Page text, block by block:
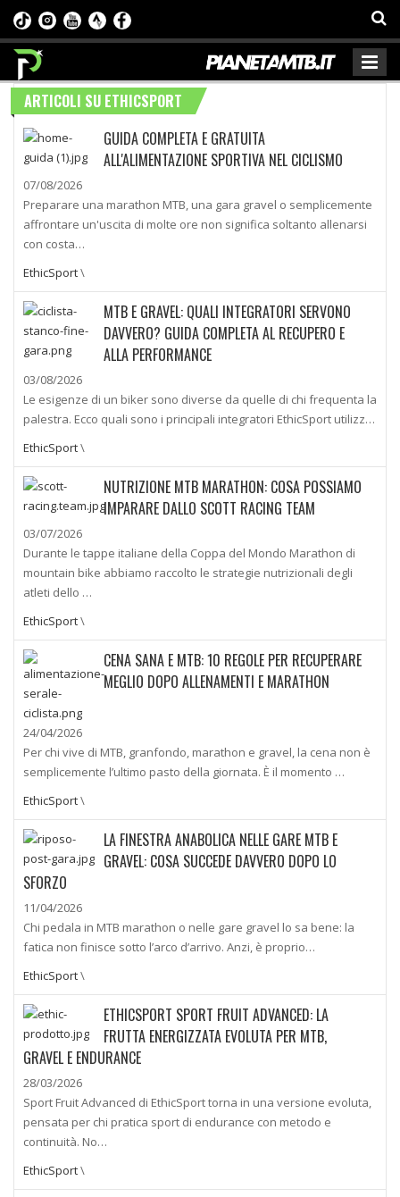
ARTICOLI SU ETHICSPORT
GUIDA COMPLETA E GRATUITA
ALL'ALIMENTAZIONE SPORTIVA NEL CICLISMO
07/08/2026
Preparare una marathon MTB, una gara gravel o semplicemente
affrontare un'uscita di molte ore non significa soltanto allenarsi
con costa…
EthicSport\
MTB E GRAVEL: QUALI INTEGRATORI SERVONO
DAVVERO? GUIDA COMPLETA AL RECUPERO E
ALLA PERFORMANCE
03/08/2026
Le esigenze di un biker sono diverse da quelle di chi frequenta la
palestra. Ecco quali sono i principali integratori EthicSport utilizz…
EthicSport\
NUTRIZIONE MTB MARATHON: COSA POSSIAMO
IMPARARE DALLO SCOTT RACING TEAM
03/07/2026
Durante le tappe italiane della Coppa del Mondo Marathon di
mountain bike abbiamo raccolto le strategie nutrizionali degli
atleti dello …
EthicSport\
CENA SANA E MTB: 10 REGOLE PER RECUPERARE
MEGLIO DOPO ALLENAMENTI E MARATHON
24/04/2026
Per chi vive di MTB, granfondo, marathon e gravel, la cena non è
semplicemente l’ultimo pasto della giornata. È il momento …
EthicSport\
LA FINESTRA ANABOLICA NELLE GARE MTB E
GRAVEL: COSA SUCCEDE DAVVERO DOPO LO
SFORZO
11/04/2026
Chi pedala in MTB marathon o nelle gare gravel lo sa bene: la
fatica non finisce sotto l’arco d’arrivo. Anzi, è proprio…
EthicSport\
ETHICSPORT SPORT FRUIT ADVANCED: LA
FRUTTA ENERGIZZATA EVOLUTA PER MTB,
GRAVEL E ENDURANCE
28/03/2026
Sport Fruit Advanced di EthicSport torna in una versione evoluta,
pensata per chi pratica sport di endurance con metodo e
continuità. No…
EthicSport\